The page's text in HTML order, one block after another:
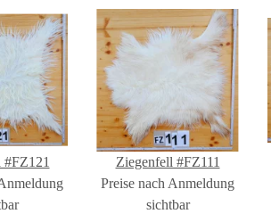
#FZ121
Ziegenfell #FZ111
Preise nach Anmeldung
sichtbar